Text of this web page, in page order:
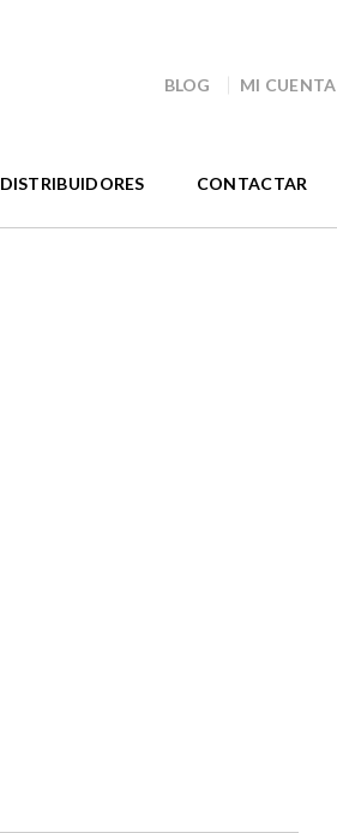
BLOG MI CUENTA
DISTRIBUIDORES CONTACTAR